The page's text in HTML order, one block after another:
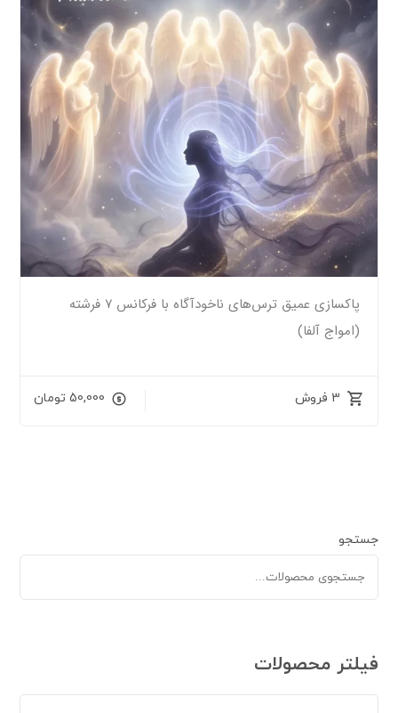
پاکسازی عمیق ترس‌های ناخودآگاه با فرکانس ۷ فرشته
(امواج آلفا)
3 فروش 50,000 تومان
جستجو
فیلتر محصولات